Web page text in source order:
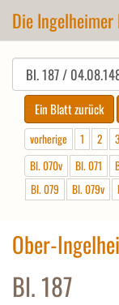
Die
vorherige 1 2 3
Bl. 070v
Bl. 071
Bl. 079
Bl. 079v
Ober-
Bl. 187